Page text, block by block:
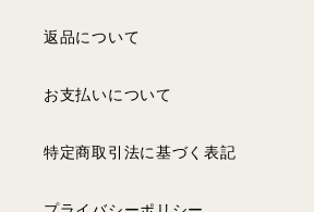
返品について
お支払いについて
特定商取引法に基づく表記